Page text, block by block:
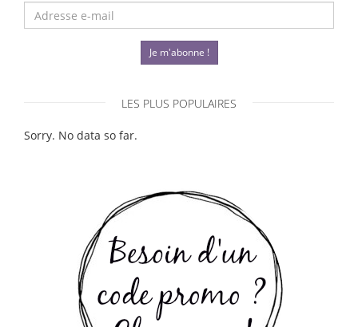
Je m'abonne !
LES PLUS POPULAIRES
Sorry. No data so far.